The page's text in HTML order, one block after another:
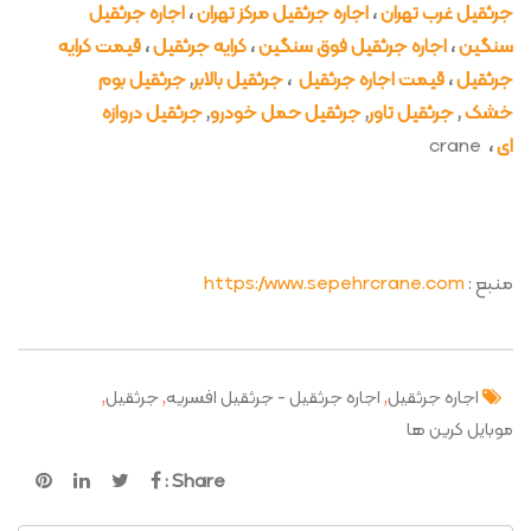
جرثقيل غرب تهران،اجاره جرثقيل مركز تهران،اجاره جرثقيل
سنگين،اجاره جرثقيل فوق سنگين،كرايه جرثقيل،قيمت كرايه
جرثقيل،قيمت اجاره جرثقيل ،جرثقیل بالابر,جرثقیل بوم
خشک,جرثقیل تاور,جرثقیل حمل خودرو,جرثقیل دروازه
ای، crane
منبع : https://www.sepehrcrane.com
اجاره جرثقیل,اجاره جرثقیل - جرثقیل افسریه,جرثقیل,
موبایل کرین ها
Share :